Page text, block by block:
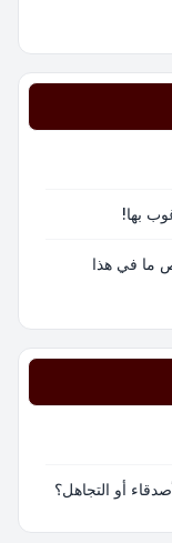
بها!
ما في هذا
أو التجاهل؟